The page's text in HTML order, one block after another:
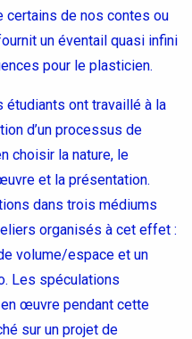
certains de nos contes ou
un éventail quasi infini
pour le plasticien.
ont travaillé à la
d’un processus de
choisir la nature, le
et la présentation.
dans trois médiums
organisés à cet effet :
volume/espace et un
Les spéculations
œuvre pendant cette
sur un projet de